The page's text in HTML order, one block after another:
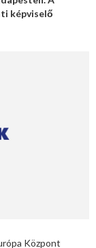
képviselő
Központ